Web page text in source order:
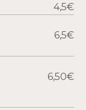
4,5€
6,5€
6,50€